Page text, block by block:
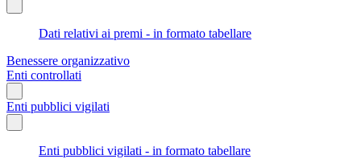
Dati relativi ai premi - in formato tabellare
Benessere organizzativo
Enti controllati
Enti pubblici vigilati
Enti pubblici vigilati - in formato tabellare